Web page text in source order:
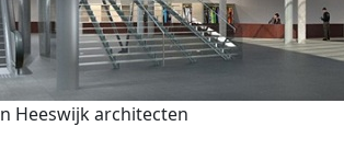
Heeswijk architecten